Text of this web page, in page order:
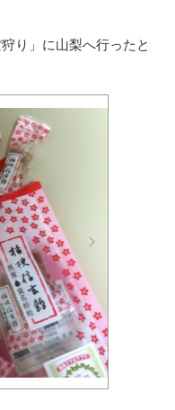
り」に山梨へ行ったと